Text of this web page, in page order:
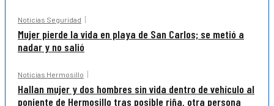
Noticias Seguridad
Mujer pierde la vida en playa de San Carlos; se metió a
nadar y no salió
Noticias Hermosillo
Hallan mujer y dos hombres sin vida dentro de vehículo al
poniente de Hermosillo tras posible riña, otra persona